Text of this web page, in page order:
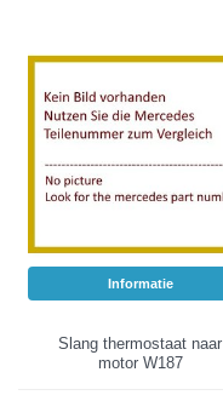
Informatie
Slang thermostaat naar
motor W187